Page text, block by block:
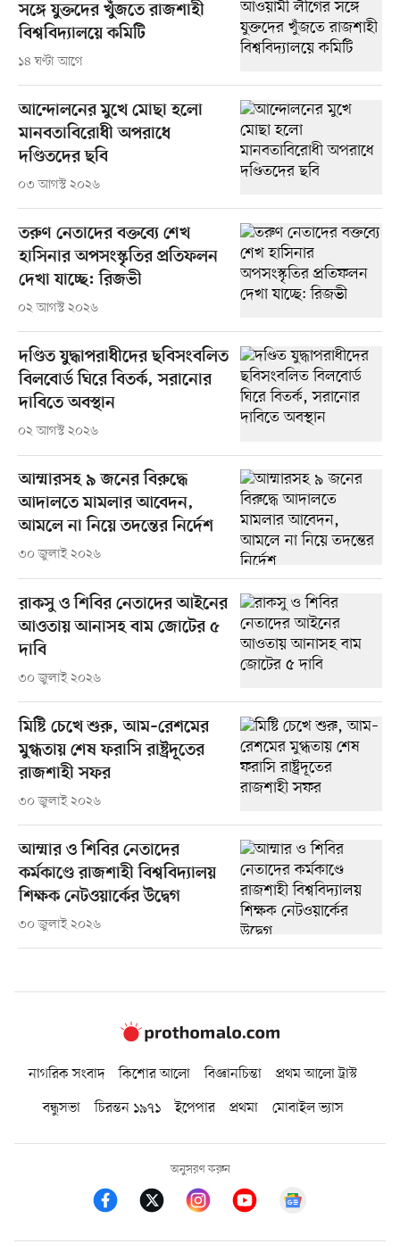
সঙ্গে যুক্তদের খুঁজতে রাজশাহী
বিশ্ববিদ্যালয়ে কমিটি
১৪ ঘণ্টা আগে
আন্দোলনের মুখে মোছা হলো
মানবতাবিরোধী অপরাধে
দণ্ডিতদের ছবি
০৩ আগস্ট ২০২৬
তরুণ নেতাদের বক্তব্যে শেখ
হাসিনার অপসংস্কৃতির প্রতিফলন
দেখা যাচ্ছে: রিজভী
০২ আগস্ট ২০২৬
দণ্ডিত যুদ্ধাপরাধীদের ছবিসংবলিত
বিলবোর্ড ঘিরে বিতর্ক, সরানোর
দাবিতে অবস্থান
০২ আগস্ট ২০২৬
আম্মারসহ ৯ জনের বিরুদ্ধে
আদালতে মামলার আবেদন,
আমলে না নিয়ে তদন্তের নির্দেশ
৩০ জুলাই ২০২৬
রাকসু ও শিবির নেতাদের আইনের
আওতায় আনাসহ বাম জোটের ৫
দাবি
৩০ জুলাই ২০২৬
মিষ্টি চেখে শুরু, আম–রেশমের
মুগ্ধতায় শেষ ফরাসি রাষ্ট্রদূতের
রাজশাহী সফর
৩০ জুলাই ২০২৬
আম্মার ও শিবির নেতাদের
কর্মকাণ্ডে রাজশাহী বিশ্ববিদ্যালয়
শিক্ষক নেটওয়ার্কের উদ্বেগ
৩০ জুলাই ২০২৬
নাগরিক সংবাদ কিশোর আলো বিজ্ঞানচিন্তা
প্রথম আলো ট্রাস্ট
বন্ধুসভা
চিরন্তন ১৯৭১ ইপেপার প্রথমা মোবাইল ভ্যাস
অনুসরণ করুন